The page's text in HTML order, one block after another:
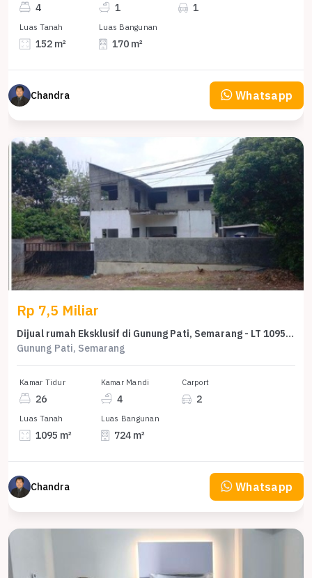
4 1 1
Luas Tanah
152 m²
Luas Bangunan
170 m²
Chandra Whatsapp
Rp 7,5 Miliar
Dijual rumah Eksklusif di Gunung Pati, Semarang - LT 1095m²
Gunung Pati, Semarang
Kamar Tidur
26
Kamar Mandi
4
Carport
2
Luas Tanah
1095 m²
Luas Bangunan
724 m²
Chandra Whatsapp